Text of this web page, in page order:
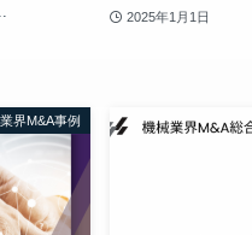
2025年1月1日
界M&A事例